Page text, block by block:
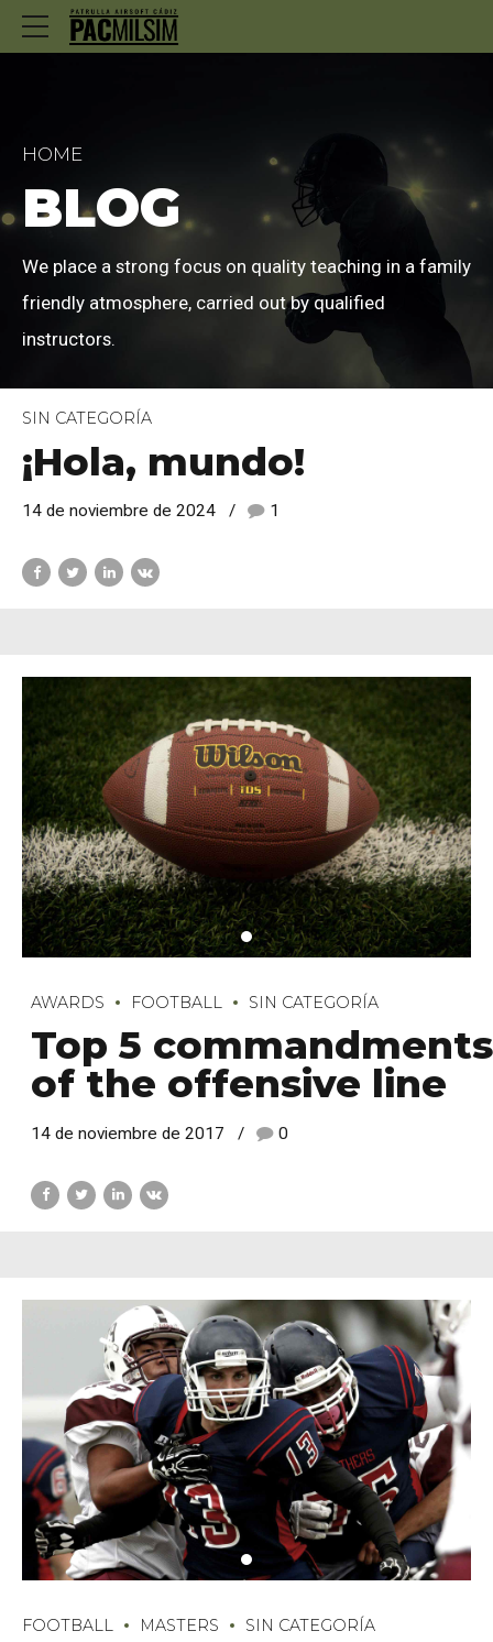
HOME
BLOG
We place a strong focus on quality teaching in a family
friendly atmosphere, carried out by qualified
instructors.
SIN CATEGORÍA
¡Hola, mundo!
14 de noviembre de 2024 1
AWARDS FOOTBALL SIN CATEGORÍA
Top 5 commandments
of the offensive line
14 de noviembre de 2017 0
FOOTBALL MASTERS SIN CATEGORÍA